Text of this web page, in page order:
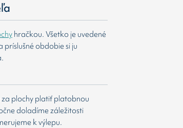
hračkou. Všetko je uvedené
obdobie si ju
plochy platiť platobnou
doladíme záležitosti
k výlepu.